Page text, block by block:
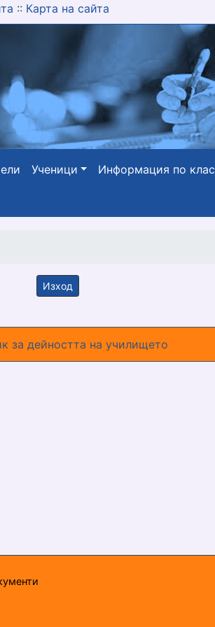
:: Карта на сайта
Ученици Информация по
Изход
за дейността на училището